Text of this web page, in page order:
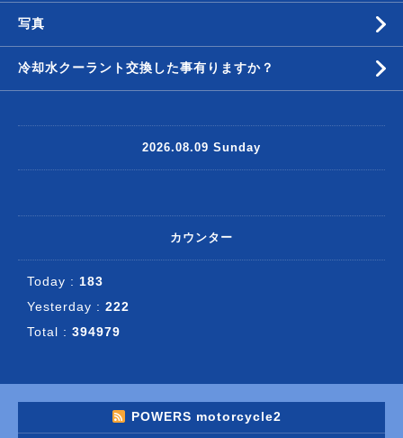
写真
冷却水クーラント交換した事有りますか？
2026.08.09 Sunday
カウンター
Today : 183
Yesterday : 222
Total : 394979
POWERS motorcycle2